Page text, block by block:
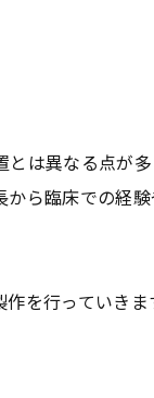
は異なる点が
ら臨床での経
を行っていきま